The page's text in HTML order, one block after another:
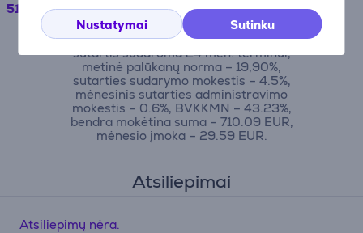
Nustatymai Sutinku
519.99 €
Pavyzdžiui, skolinantis 500EUR, kai
sutartis sudaroma 24 mėn. terminui,
metinė palūkanų norma – 19,90%,
sutarties sudarymo mokestis – 4.5%,
mėnesinis sutarties administravimo
mokestis – 0.6%, BVKKMN – 43.23%,
bendra mokėtina suma – 710.09 EUR,
mėnesio įmoka – 29.59 EUR.
Atsiliepimai
Atsiliepimų nėra.